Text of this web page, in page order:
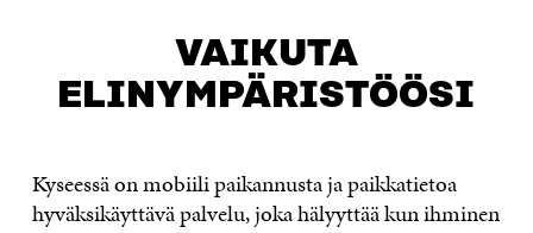
VAIKUTA
ELINYMPÄRISTÖÖSI
Kyseessä on mobiili paikannusta ja paikkatietoa
hyväksikäyttävä palvelu, joka hälyyttää kun ihminen